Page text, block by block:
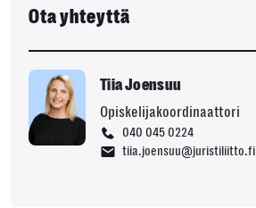
Ota yhteyttä
Tiia Joensuu
Opiskelijakoordinaattori
040 045 0224
tiia.joensuu@juristiliitto.fi